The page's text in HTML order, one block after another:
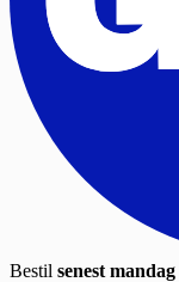
Bestil senest mandag